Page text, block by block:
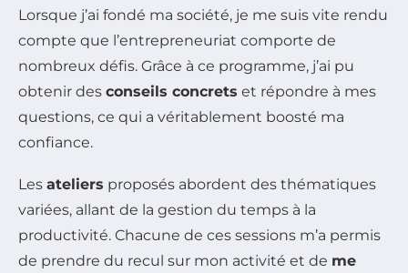
Lorsque j’ai fondé ma société, je me suis vite rendu
compte que l’entrepreneuriat comporte de
nombreux défis. Grâce à ce programme, j’ai pu
obtenir des conseils concrets et répondre à mes
questions, ce qui a véritablement boosté ma
confiance.
Les ateliers proposés abordent des thématiques
variées, allant de la gestion du temps à la
productivité. Chacune de ces sessions m’a permis
de prendre du recul sur mon activité et de me